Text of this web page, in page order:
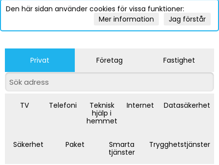
Den här sidan använder cookies för vissa funktioner:
Jag förstår
Mer information
Privat Företag Fastighet
TV Telefoni
Teknisk
hjälp i
hemmet
Internet Datasäkerhet
Säkerhet Paket
Smarta
tjänster
Trygghetstjänster